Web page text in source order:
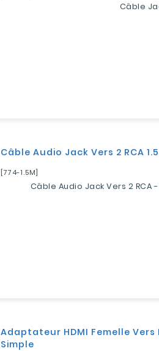
Câble
Câble Audio Jack Vers 2 RCA
[774-1.5M]
Câble Audio Jack Vers 2 RCA -
Adaptateur HDMI Femelle Vers
Simple